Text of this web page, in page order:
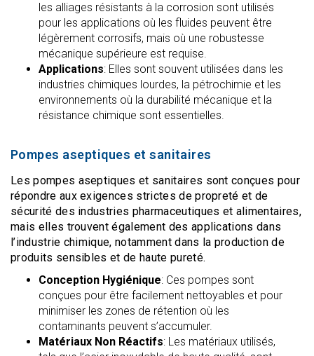
les alliages résistants à la corrosion sont utilisés
pour les applications où les fluides peuvent être
légèrement corrosifs, mais où une robustesse
mécanique supérieure est requise.
Applications: Elles sont souvent utilisées dans les
industries chimiques lourdes, la pétrochimie et les
environnements où la durabilité mécanique et la
résistance chimique sont essentielles.
Pompes aseptiques et sanitaires
Les pompes aseptiques et sanitaires sont conçues pour
répondre aux exigences strictes de propreté et de
sécurité des industries pharmaceutiques et alimentaires,
mais elles trouvent également des applications dans
l’industrie chimique, notamment dans la production de
produits sensibles et de haute pureté.
Conception Hygiénique: Ces pompes sont
conçues pour être facilement nettoyables et pour
minimiser les zones de rétention où les
contaminants peuvent s’accumuler.
Matériaux Non Réactifs: Les matériaux utilisés,